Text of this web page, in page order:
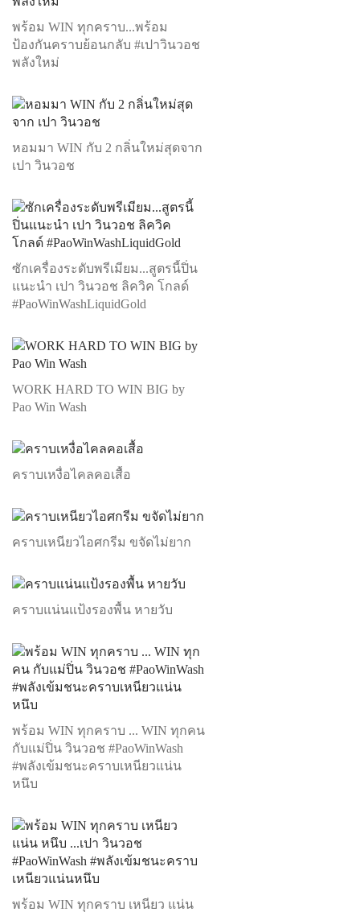
พร้อม WIN ทุกคราบ...พร้อม
ป้องกันคราบย้อนกลับ #เปาวินวอช
พลังใหม่
หอมมา WIN กับ 2 กลิ่นใหม่สุดจาก
เปา วินวอช
ซักเครื่องระดับพรีเมียม...สูตรนี้ปิ่น
แนะนำ เปา วินวอช ลิควิค โกลด์
#PaoWinWashLiquidGold
WORK HARD TO WIN BIG by
Pao Win Wash
คราบเหงื่อไคลคอเสื้อ
คราบเหนียวไอศกรีม ขจัดไม่ยาก
คราบแน่นแป้งรองพื้น หายวับ
พร้อม WIN ทุกคราบ ... WIN ทุกคน
กับแม่ปิ่น วินวอช #PaoWinWash
#พลังเข้มชนะคราบเหนียวแน่น
หนึบ
พร้อม WIN ทุกคราบ เหนียว แน่น